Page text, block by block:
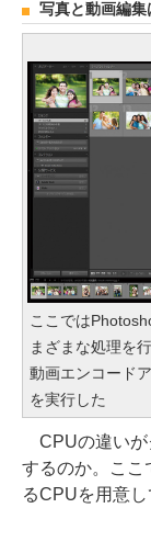
写真と動画編集
ここでは
まざまな処理を
動画エンコード
を実行した
CPUの違いが
するのか。ここ
るCPUを用意し